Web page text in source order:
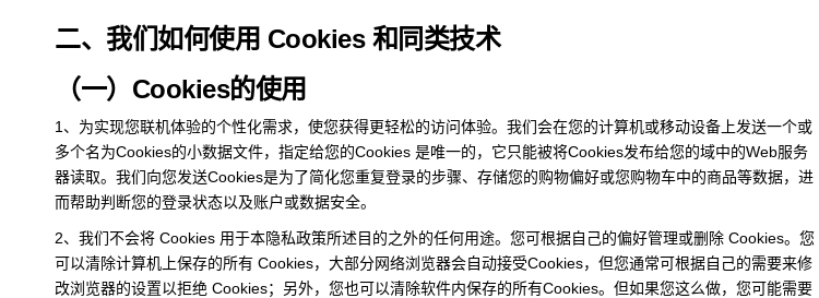
二、我们如何使用 Cookies 和同类技术
（一）Cookies的使用
1、为实现您联机体验的个性化需求，使您获得更轻松的访问体验。我们会在您的计算机或移动设备上发送一个或
多个名为Cookies的小数据文件，指定给您的Cookies 是唯一的，它只能被将Cookies发布给您的域中的Web服务
器读取。我们向您发送Cookies是为了简化您重复登录的步骤、存储您的购物偏好或您购物车中的商品等数据，进
而帮助判断您的登录状态以及账户或数据安全。
2、我们不会将 Cookies 用于本隐私政策所述目的之外的任何用途。您可根据自己的偏好管理或删除 Cookies。您
可以清除计算机上保存的所有 Cookies，大部分网络浏览器会自动接受Cookies，但您通常可根据自己的需要来修
改浏览器的设置以拒绝 Cookies；另外，您也可以清除软件内保存的所有Cookies。但如果您这么做，您可能需要